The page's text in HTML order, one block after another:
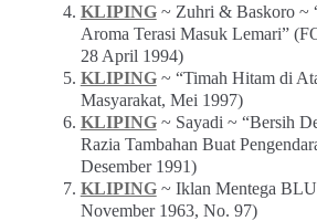
KLIPING~ Zuhri & Baskoro ~
Aroma Terasi Masuk Lemari”
28 April 1994)
KLIPING~ “Timah Hitam di
Masyarakat, Mei 1997)
KLIPING~ Sayadi ~ “Bersih
Razia Tambahan Buat
Desember 1991)
KLIPING~ Iklan Mentega
November 1963, No. 97)